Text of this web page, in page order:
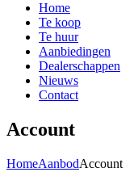
Home
Te koop
Te huur
Aanbiedingen
Dealerschappen
Nieuws
Contact
Account
HomeAanbodAccount